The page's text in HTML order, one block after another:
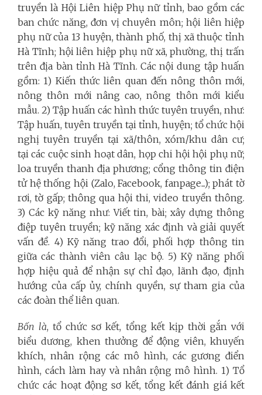
truyền là Hội Liên hiệp Phụ nữ tỉnh, bao gồm các
ban chức năng, đơn vị chuyên môn; hội liên hiệp
phụ nữ của 13 huyện, thành phố, thị xã thuộc tỉnh
Hà Tĩnh; hội liên hiệp phụ nữ xã, phường, thị trấn
trên địa bàn tỉnh Hà Tĩnh. Các nội dung tập huấn
gồm: 1) Kiến thức liên quan đến nông thôn mới,
nông thôn mới nâng cao, nông thôn mới kiểu
mẫu. 2) Tập huấn các hình thức tuyên truyền, như:
Tập huấn, tuyên truyền tại tỉnh, huyện; tổ chức hội
nghị tuyên truyền tại xã/thôn, xóm/khu dân cư;
tại các cuộc sinh hoạt dân, họp chi hội hội phụ nữ;
loa truyền thanh địa phương; cổng thông tin điện
tử hệ thống hội (Zalo, Facebook, fanpage...); phát tờ
rơi, tờ gấp; thông qua hội thi, video truyền thông.
3) Các kỹ năng như: Viết tin, bài; xây dựng thông
điệp tuyên truyền; kỹ năng xác định và giải quyết
vấn đề. 4) Kỹ năng trao đổi, phối hợp thông tin
giữa các thành viên câu lạc bộ. 5) Kỹ năng phối
hợp hiệu quả để nhận sự chỉ đạo, lãnh đạo, định
hướng của cấp ủy, chính quyền, sự tham gia của
các đoàn thể liên quan.
Bốn là, tổ chức sơ kết, tổng kết kịp thời gắn với
biểu dương, khen thưởng để động viên, khuyến
khích, nhân rộng các mô hình, các gương điển
hình, cách làm hay và nhân rộng mô hình. 1) Tổ
chức các hoạt động sơ kết, tổng kết đánh giá kết